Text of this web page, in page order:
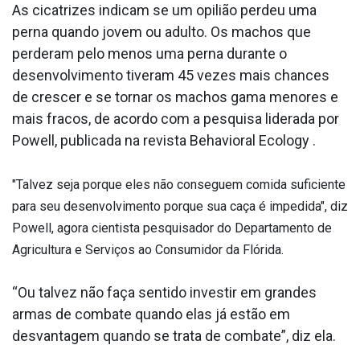
As cicatrizes indicam se um opilião perdeu uma
perna quando jovem ou adulto. Os machos que
perderam pelo menos uma perna durante o
desenvolvimento tiveram 45 vezes mais chances
de crescer e se tornar os machos gama menores e
mais fracos, de acordo com a pesquisa liderada por
Powell, publicada na revista Behavioral Ecology .
"Talvez seja porque eles não conseguem comida suficiente
para seu desenvolvimento porque sua caça é impedida", diz
Powell, agora cientista pesquisador do Departamento de
Agricultura e Serviços ao Consumidor da Flórida.
“Ou talvez não faça sentido investir em grandes
armas de combate quando elas já estão em
desvantagem quando se trata de combate”, diz ela.